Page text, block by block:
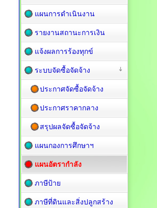
แผนการดำเนินงาน
รายงานสถานะการเงิน
แจ้งผลการร้องทุกข์
ระบบจัดซื้อจัดจ้าง
ประกาศจัดซื้อจัดจ้าง
ประกาศราคากลาง
สรุปผลจัดซื้อจัดจ้าง
แผนกองการศึกษาฯ
แผนอัตรากำลัง
ภาษีป้าย
ภาษีที่ดินและสิ่งปลูกสร้าง